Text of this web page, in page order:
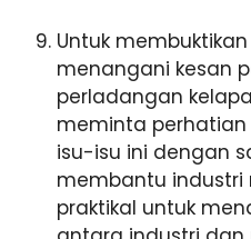
Untuk
menangani kesan
perladangan
meminta perhatian
isu-isu ini dengan
membantu industri
praktikal untuk